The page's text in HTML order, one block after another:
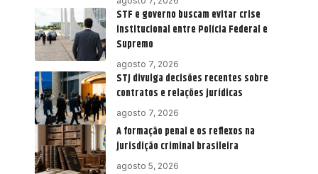
STF e governo buscam evitar crise
institucional entre Polícia Federal e
Supremo
agosto 7, 2026
STJ divulga decisões recentes sobre
contratos e relações jurídicas
agosto 7, 2026
A formação penal e os reflexos na
jurisdição criminal brasileira
agosto 5, 2026